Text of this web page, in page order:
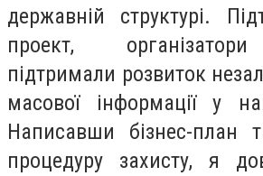
державній структурі.
проект,
підтримали розвиток
масової інформації у
Написавши бізнес-план
процедуру захисту, я